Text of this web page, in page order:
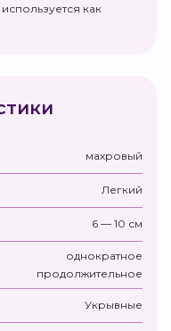
как
махровый
Легкий
6 — 10 см
однократное
продолжительное
Укрывные